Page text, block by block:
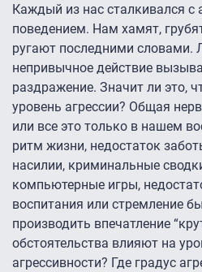
Каждый из нас сталкивался с
поведением. Нам хамят,
ругают последними словами.
непривычное действие
раздражение. Значит ли это,
уровень агрессии? Общая
или все это только в нашем
ритм жизни, недостаток
насилии, криминальные
компьютерные игры,
воспитания или стремление
производить впечатление
обстоятельства влияют на
агрессивности? Где градус